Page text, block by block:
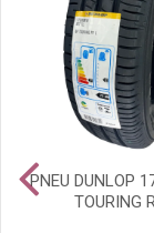
PNEU DUNLOP
TOURING